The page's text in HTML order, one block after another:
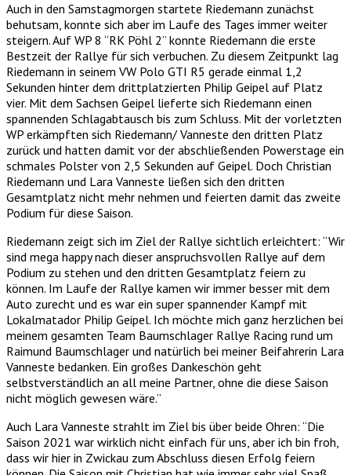
Auch in den Samstagmorgen startete Riedemann zunächst
behutsam, konnte sich aber im Laufe des Tages immer weiter
steigern. Auf WP 8 “RK Pöhl 2” konnte Riedemann die erste
Bestzeit der Rallye für sich verbuchen. Zu diesem Zeitpunkt lag
Riedemann in seinem VW Polo GTI R5 gerade einmal 1,2
Sekunden hinter dem drittplatzierten Philip Geipel auf Platz
vier. Mit dem Sachsen Geipel lieferte sich Riedemann einen
spannenden Schlagabtausch bis zum Schluss. Mit der vorletzten
WP erkämpften sich Riedemann/ Vanneste den dritten Platz
zurück und hatten damit vor der abschließenden Powerstage ein
schmales Polster von 2,5 Sekunden auf Geipel. Doch Christian
Riedemann und Lara Vanneste ließen sich den dritten
Gesamtplatz nicht mehr nehmen und feierten damit das zweite
Podium für diese Saison.
Riedemann zeigt sich im Ziel der Rallye sichtlich erleichtert: “Wir
sind mega happy nach dieser anspruchsvollen Rallye auf dem
Podium zu stehen und den dritten Gesamtplatz feiern zu
können. Im Laufe der Rallye kamen wir immer besser mit dem
Auto zurecht und es war ein super spannender Kampf mit
Lokalmatador Philip Geipel. Ich möchte mich ganz herzlichen bei
meinem gesamten Team Baumschlager Rallye Racing rund um
Raimund Baumschlager und natürlich bei meiner Beifahrerin Lara
Vanneste bedanken. Ein großes Dankeschön geht
selbstverständlich an all meine Partner, ohne die diese Saison
nicht möglich gewesen wäre.”
Auch Lara Vanneste strahlt im Ziel bis über beide Ohren: “Die
Saison 2021 war wirklich nicht einfach für uns, aber ich bin froh,
dass wir hier in Zwickau zum Abschluss diesen Erfolg feiern